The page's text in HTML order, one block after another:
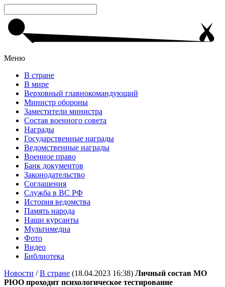
Меню
В стране
В мире
Верховный главнокомандующий
Министр обороны
Заместители министра
Состав военного совета
Награды
Государственные награды
Ведомственные награды
Военное право
Банк документов
Законодательство
Соглашения
Служба в ВС РФ
История ведомства
Память народа
Наши курсанты
Мультимедиа
Фото
Видео
Библиотека
Новости /В стране (18.04.2023 16:38) Личный состав МО
РЮО проходит психологическое тестирование